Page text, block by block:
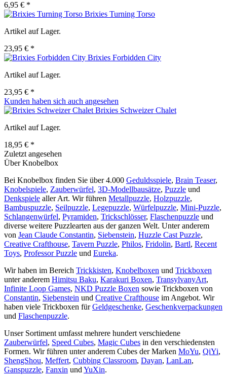
6,95 € *
Brixies Turning Torso
Artikel auf Lager.
23,95 € *
Brixies Forbidden City
Artikel auf Lager.
23,95 € *
Kunden haben sich auch angesehen
Brixies Schweizer Chalet
Artikel auf Lager.
18,95 € *
Zuletzt angesehen
Über Knobelbox
Bei Knobelbox finden Sie über 4.000 Geduldsspiele, Brain Teaser,
Knobelspiele, Zauberwürfel, 3D-Modellbausätze, Puzzle und
Denkspiele aller Art. Wir führen Metallpuzzle, Holzpuzzle,
Bambuspuzzle, Seilpuzzle, Legepuzzle, Würfelpuzzle, Mini-Puzzle,
Schlangenwürfel, Pyramiden, Trickschlösser, Flaschenpuzzle und
diverse weitere Puzzlearten aus der ganzen Welt. Unter anderem
von Jean Claude Constantin, Siebenstein, Huzzle Cast Puzzle,
Creative Crafthouse, Tavern Puzzle, Philos, Fridolin, Bartl, Recent
Toys, Professor Puzzle und Eureka.
Wir haben im Bereich Trickkisten, Knobelboxen und Trickboxen
unter anderem Himitsu Baku, Karakuri Boxen, TransylvanyArt,
Infinite Loop Games, NKD Puzzle Boxen sowie Trickboxen von
Constantin, Siebenstein und Creative Crafthouse im Angebot. Wir
haben viele Trickboxen fürGeldgeschenke, Geschenkverpackungen
und Flaschenpuzzle.
Unser Sortiment umfasst mehrere hundert verschiedene
Zauberwürfel, Speed Cubes, Magic Cubes in den verschiedensten
Formen. Wir führen unter anderem Cubes der Marken MoYu, QiYi,
ShengShou, Meffert, Cubbing Classroom, Dayan, LanLan,
Ganspuzzle, Fanxin und YuXin.